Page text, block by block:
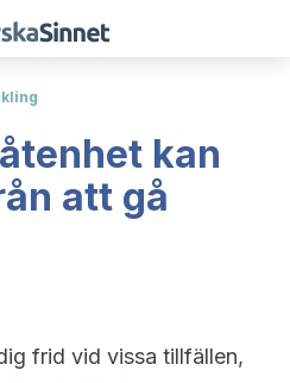
kan
att gå
frid vid vissa tillfällen,